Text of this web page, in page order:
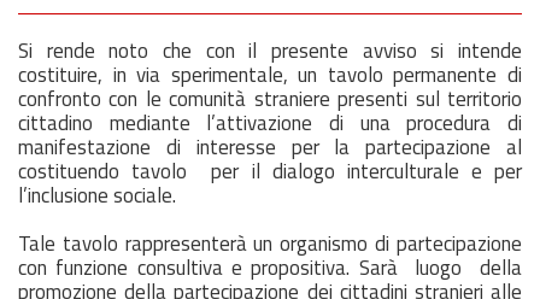
Si rende noto che con il presente avviso si intende
costituire, in via sperimentale, un tavolo permanente di
confronto con le comunità straniere presenti sul territorio
cittadino mediante l’attivazione di una procedura di
manifestazione di interesse per la partecipazione al
costituendo tavolo per il dialogo interculturale e per
l’inclusione sociale.
Tale tavolo rappresenterà un organismo di partecipazione
con funzione consultiva e propositiva. Sarà luogo della
promozione della partecipazione dei cittadini stranieri alle